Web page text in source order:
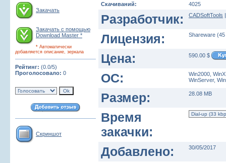
Закачать
Закачать с помощью
Download Master *
* Автоматически
добавляется описание, зеркала
Рейтинг: (0.0/5)
Проголосовало: 0
Скриншот
Скачиваний: 4025
Разработчик: CADSoftTools
Лицензия: Shareware
Цена: 590.00 $
ОС:
Win2000,
WinServer,
Размер: 28.08 MB
Время
закачки:
Добавлено:
30/05/2017